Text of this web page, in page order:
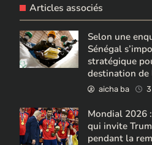
Articles associés
Selon une
Sénégal
stratégique
destination de
aicha ba
Mondial 2026
qui invite
pendant la